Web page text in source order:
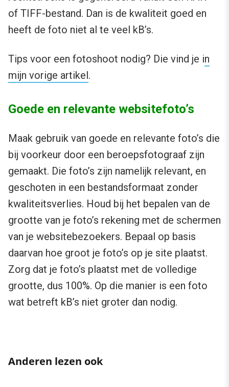
of TIFF-bestand. Dan is de kwaliteit goed en
heeft de foto niet al te veel kB’s.
Tips voor een fotoshoot nodig? Die vind je in
mijn vorige artikel .
Goede en relevante websitefoto’s
Maak gebruik van goede en relevante foto’s die
bij voorkeur door een beroepsfotograaf zijn
gemaakt. Die foto’s zijn namelijk relevant, en
geschoten in een bestandsformaat zonder
kwaliteitsverlies. Houd bij het bepalen van de
grootte van je foto’s rekening met de schermen
van je websitebezoekers. Bepaal op basis
daarvan hoe groot je foto’s op je site plaatst.
Zorg dat je foto’s plaatst met de volledige
grootte, dus 100%. Op die manier is een foto
wat betreft kB’s niet groter dan nodig.
Anderen lezen ook